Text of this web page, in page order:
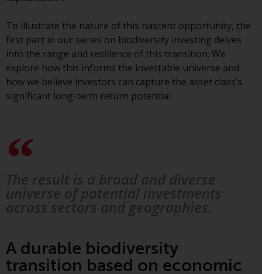
Fondsmæglerselskab A/S, die von
der dänischen
Finanzaufsichtsbehörde reguliert
wird.
Durch den Zugriff auf diese
To illustrate the nature of this nascent opportunity, the
first part in our series on biodiversity investing delves
into the range and resilience of this transition. We
explore how this informs the investable universe and
how we believe investors can capture the asset class’s
significant long-term return potential.
A durable biodiversity
transition based on economic